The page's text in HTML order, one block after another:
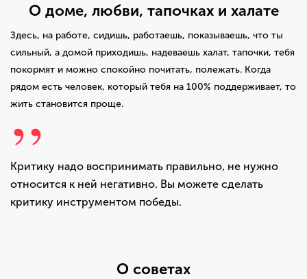
О доме, любви, тапочках и халате
Здесь, на работе, сидишь, работаешь, показываешь, что ты
сильный, а домой приходишь, надеваешь халат, тапочки, тебя
покормят и можно спокойно почитать, полежать. Когда
рядом есть человек, который тебя на 100% поддерживает, то
жить становится проще.
Критику надо воспринимать правильно, не нужно
относится к ней негативно. Вы можете сделать
критику инструментом победы.
О советах